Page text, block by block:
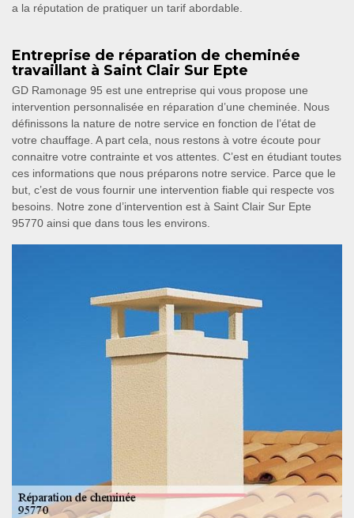
a la réputation de pratiquer un tarif abordable.
Entreprise de réparation de cheminée
travaillant à Saint Clair Sur Epte
GD Ramonage 95 est une entreprise qui vous propose une
intervention personnalisée en réparation d’une cheminée. Nous
définissons la nature de notre service en fonction de l’état de
votre chauffage. A part cela, nous restons à votre écoute pour
connaitre votre contrainte et vos attentes. C’est en étudiant toutes
ces informations que nous préparons notre service. Parce que le
but, c’est de vous fournir une intervention fiable qui respecte vos
besoins. Notre zone d’intervention est à Saint Clair Sur Epte
95770 ainsi que dans tous les environs.